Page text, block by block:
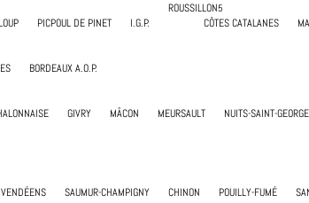
PICPOUL DE PINET I.G.P.
ROUSSILLON
CÔTES CATALANES
BORDEAUX A.O.P.
GIVRY MÂCON MEURSAULT NUITS-SAINT-
SAUMUR-CHAMPIGNY CHINON POUILLY-FUMÉ